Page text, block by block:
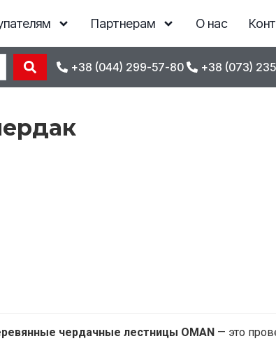
Партнерам О нас
+38 (044) 299-57-80 +38 (073)
чердачные лестницы OMAN— это